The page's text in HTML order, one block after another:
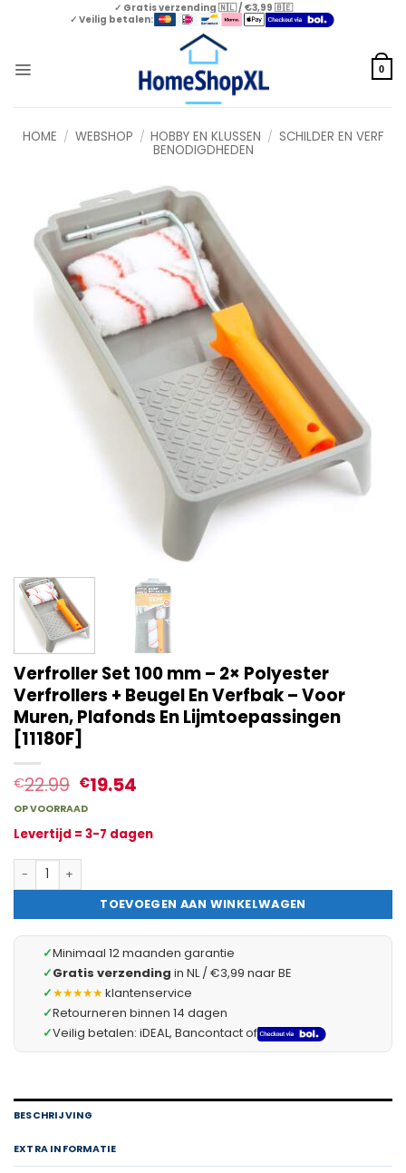
✓ Gratis verzending 🇳🇱 / €3,99 🇧🇪
✓ Veilig betalen:
0
HOME / WEBSHOP / HOBBY EN KLUSSEN / SCHILDER EN VERF
BENODIGDHEDEN
Verfroller Set 100 mm – 2× Polyester
Verfrollers + Beugel En Verfbak – Voor
Muren, Plafonds En Lijmtoepassingen
[11180F]
€22.99 €19.54
OP VOORRAAD
Levertijd = 3-7 dagen
Verfroller Set 100 mm – 2× Polyester Verfrollers + Beugel En
TOEVOEGEN AAN WINKELWAGEN
✓Minimaal 12 maanden garantie
✓Gratis verzending in NL / €3,99 naar BE
✓★★★★★klantenservice
✓Retourneren binnen 14 dagen
✓Veilig betalen: iDEAL, Bancontact of
BESCHRIJVING
EXTRA INFORMATIE